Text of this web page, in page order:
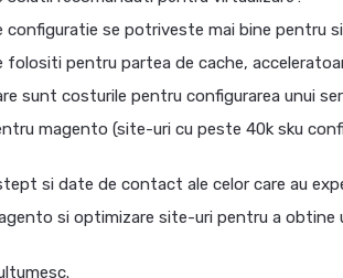
configuratie se potriveste mai bine pentru
folositi pentru partea de cache,
sunt costurile pentru configurarea unui
magento (site-uri cu peste 40k sku
si date de contact ale celor care au
si optimizare site-uri pentru a obtine